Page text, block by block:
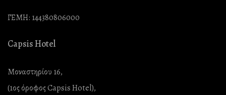
ΓΕΜΗ: 144380806000
Capsis Hotel
Μοναστηρίου 16,
(1ος όροφος Capsis Hotel),